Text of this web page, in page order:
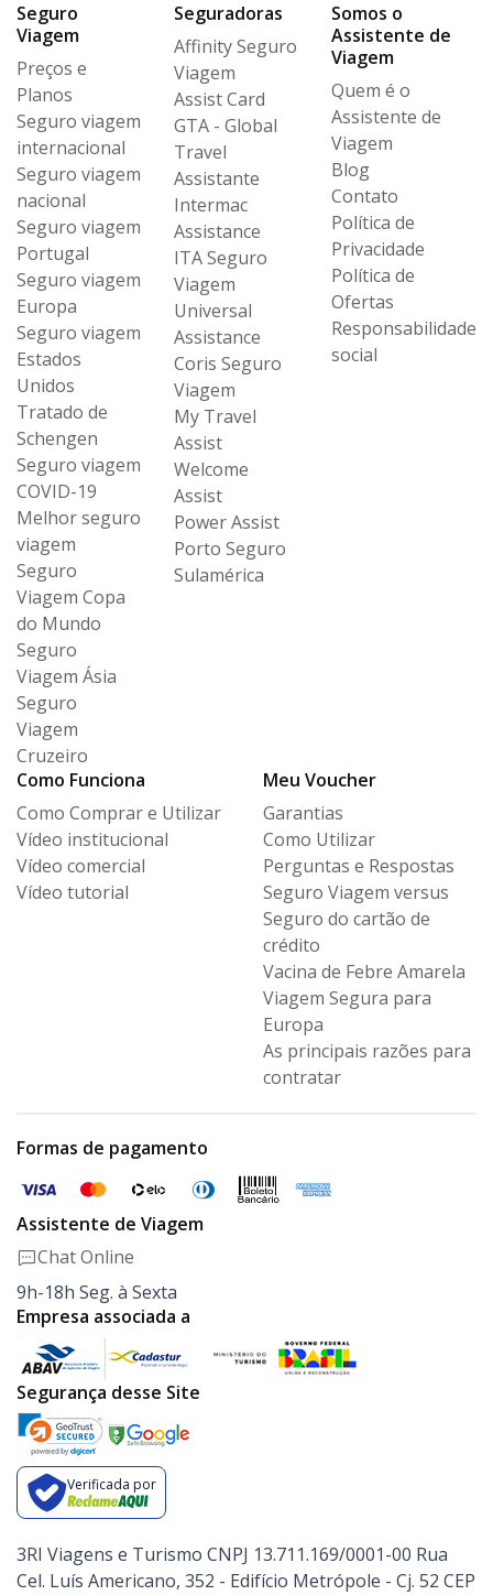
Seguro
Viagem
Preços e
Planos
Seguro viagem
internacional
Seguro viagem
nacional
Seguro viagem
Portugal
Seguro viagem
Europa
Seguro viagem
Estados
Unidos
Tratado de
Schengen
Seguro viagem
COVID-19
Melhor seguro
viagem
Seguro
Viagem Copa
do Mundo
Seguro
Viagem Ásia
Seguro
Viagem
Cruzeiro
Seguradoras
Affinity Seguro
Viagem
Assist Card
GTA - Global
Travel
Assistante
Intermac
Assistance
ITA Seguro
Viagem
Universal
Assistance
Coris Seguro
Viagem
My Travel
Assist
Welcome
Assist
Power Assist
Porto Seguro
Sulamérica
Somos o
Assistente de
Viagem
Quem é o
Assistente de
Viagem
Blog
Contato
Política de
Privacidade
Política de
Ofertas
Responsabilidade
social
Como Funciona
Como Comprar e Utilizar
Vídeo institucional
Vídeo comercial
Vídeo tutorial
Meu Voucher
Garantias
Como Utilizar
Perguntas e Respostas
Seguro Viagem versus
Seguro do cartão de
crédito
Vacina de Febre Amarela
Viagem Segura para
Europa
As principais razões para
contratar
Formas de pagamento
Assistente de Viagem
Chat Online
9h-18h Seg. à Sexta
Empresa associada a
Segurança desse Site
Verificada por
3RI Viagens e Turismo CNPJ 13.711.169/0001-00 Rua
Cel. Luís Americano, 352 - Edifício Metrópole - Cj. 52 CEP